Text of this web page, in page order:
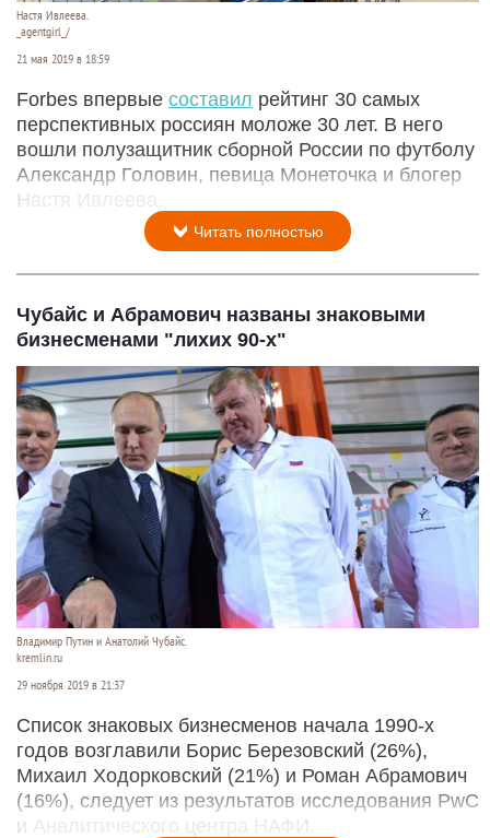
Настя Ивлеева.
_agentgirl_/
21 мая 2019 в 18:59
Forbes впервые составил рейтинг 30 самых
перспективных россиян моложе 30 лет. В него
вошли полузащитник сборной России по футболу
Александр Головин, певица Монеточка и блогер
Настя Ивлеева.
Читать полностью
Чубайс и Абрамович названы знаковыми
бизнесменами "лихих 90-х"
Владимир Путин и Анатолий Чубайс.
kremlin.ru
29 ноября 2019 в 21:37
Список знаковых бизнесменов начала 1990-х
годов возглавили Борис Березовский (26%),
Михаил Ходорковский (21%) и Роман Абрамович
(16%), следует из результатов исследования PwC
и Аналитического центра НАФИ.